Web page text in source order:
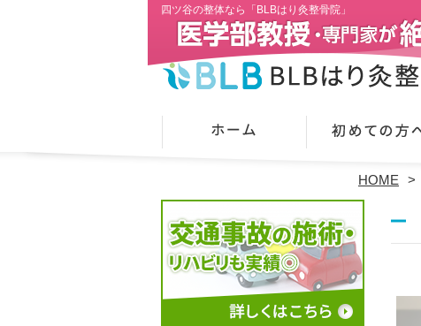
四ツ谷の整体なら「BLBはり灸整骨院」
HOME